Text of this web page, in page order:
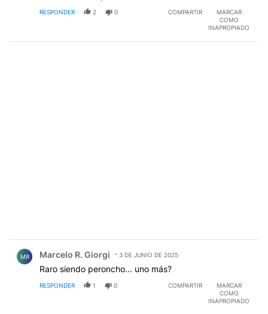
RESPONDER 2 0 COMPARTIR
MARCAR
COMO
INAPROPIADO
MR Marcelo R. Giorgi 3 DE JUNIO DE 2025
Raro siendo peroncho... uno más?
RESPONDER 1 0 COMPARTIR
MARCAR
COMO
INAPROPIADO